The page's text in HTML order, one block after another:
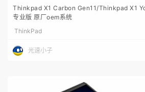
Thinkpad X1 Carbon Gen11/Thinkpad X1
专业版 原厂oem系统
ThinkPad
光速小子